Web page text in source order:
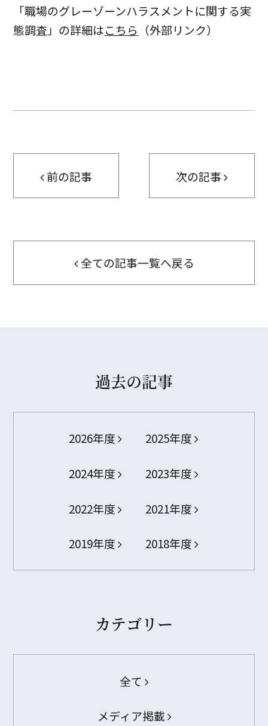
「職場のグレーゾーンハラスメントに関する実
態調査」の詳細はこちら （外部リンク）
前の記事 次の記事
全ての記事一覧へ戻る
過去の記事
2026年度 2025年度
2024年度 2023年度
2022年度 2021年度
2019年度 2018年度
カテゴリー
全て
メディア掲載